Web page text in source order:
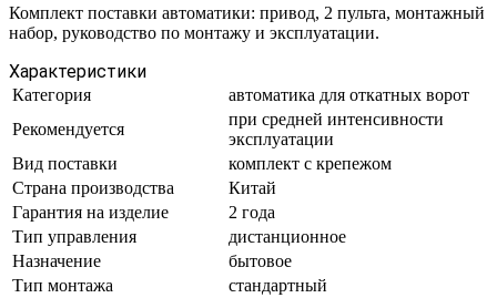
Комплект поставки автоматики: привод, 2 пульта, монтажный
набор, руководство по монтажу и эксплуатации.
Характеристики
Категория
автоматика для откатных ворот
Рекомендуется
при средней интенсивности
эксплуатации
Вид поставки
комплект с крепежом
Страна производства
Китай
Гарантия на изделие
2 года
Тип управления
дистанционное
Назначение
бытовое
Тип монтажа
стандартный